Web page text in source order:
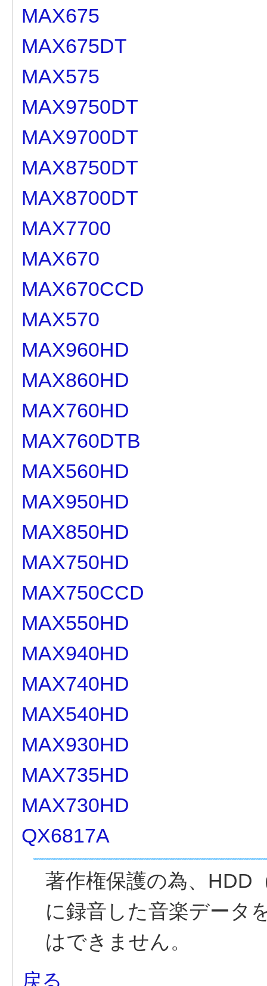
MAX675
MAX675DT
MAX575
MAX9750DT
MAX9700DT
MAX8750DT
MAX8700DT
MAX7700
MAX670
MAX670CCD
MAX570
MAX960HD
MAX860HD
MAX760HD
MAX760DTB
MAX560HD
MAX950HD
MAX850HD
MAX750HD
MAX750CCD
MAX550HD
MAX940HD
MAX740HD
MAX540HD
MAX930HD
MAX735HD
MAX730HD
QX6817A
著作権保護の為、HDD
に録音した音楽データ
はできません。
戻る